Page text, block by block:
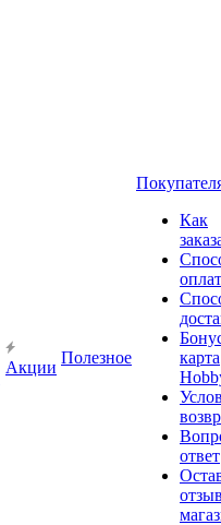
Акции
Полезное
Как
карта
ответ